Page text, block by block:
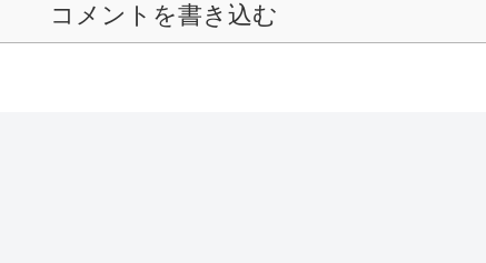
コメントを書き込む